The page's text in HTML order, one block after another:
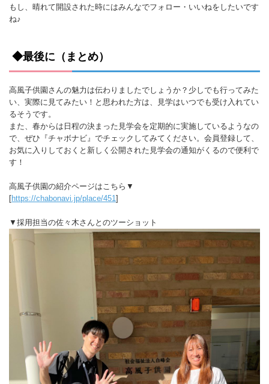
もし、晴れて開設された時にはみんなでフォロー・いいねをしたいです
ね♪
◆最後に（まとめ）
高風子供園さんの魅力は伝わりましたでしょうか？少しでも行ってみた
い、実際に見てみたい！と思われた方は、見学はいつでも受け入れてい
るそうです。
また、春からは日程の決まった見学会を定期的に実施しているようなの
で、ぜひ『チャボナビ』でチェックしてみてください。会員登録して、
お気に入りしておくと新しく公開された見学会の通知がくるので便利で
す！
高風子供園の紹介ページはこちら▼
[https://chabonavi.jp/place/451]
▼採用担当の佐々木さんとのツーショット